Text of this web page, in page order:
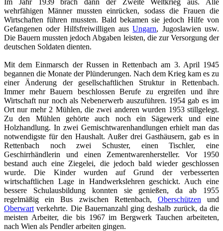
wehrfähigen Männer mussten einrücken, sodass die Frauen die
Wirtschaften führen mussten. Bald bekamen sie jedoch Hilfe von
Gefangenen oder Hilfsfreiwilligen ausUngarn, Jugoslawien usw.
Die Bauern mussten jedoch Abgaben leisten, die zur Versorgung der
deutschen Soldaten dienten.
Mit dem Einmarsch der Russen in Rettenbach am 3. April 1945
begannen die Monate der Plünderungen. Nach dem Krieg kam es zu
einer Änderung der gesellschaftlichen Struktur in Rettenbach.
Immer mehr Bauern beschlossen Berufe zu ergreifen und ihre
Wirtschaft nur noch als Nebenerwerb auszuführen. 1954 gab es im
Ort nur mehr 2 Mühlen, die zwei anderen wurden 1953 stillgelegt.
Zu den Mühlen gehörte auch noch ein Sägewerk und eine
Holzhandlung. In zwei Gemischtwarenhandlungen erhielt man das
notwendigste für den Haushalt. Außer drei Gasthäusern, gab es in
Rettenbach noch zwei Schuster, einen Tischler, eine
Geschirrhändlerin und einen Zementwarenhersteller. Vor 1950
bestand auch eine Ziegelei, die jedoch bald wieder geschlossen
wurde. Die Kinder wurden auf Grund der verbesserten
wirtschaftlichen Lage in Handwerkslehren geschickt. Auch eine
bessere Schulausbildung konnten sie genießen, da ab 1955
regelmäßig ein Bus zwischen Rettenbach, Oberschützen und
Oberwart verkehrte. Die Bauernanzahl ging deshalb zurück, da die
meisten Arbeiter, die bis 1967 im Bergwerk Tauchen arbeiteten,
nach Wien als Pendler arbeiten gingen.